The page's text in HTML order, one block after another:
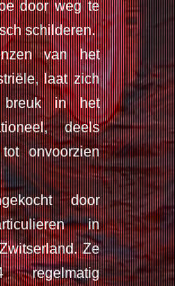
door weg te
schilderen.
van het
laat zich
breuk in het
deels
onvoorzien
door
in
Ze